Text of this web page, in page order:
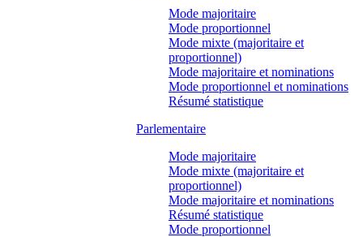
Mode majoritaire
Mode proportionnel
Mode mixte (majoritaire et
proportionnel)
Mode majoritaire et nominations
Mode proportionnel et nominations
Résumé statistique
Parlementaire
Mode majoritaire
Mode mixte (majoritaire et
proportionnel)
Mode majoritaire et nominations
Résumé statistique
Mode proportionnel